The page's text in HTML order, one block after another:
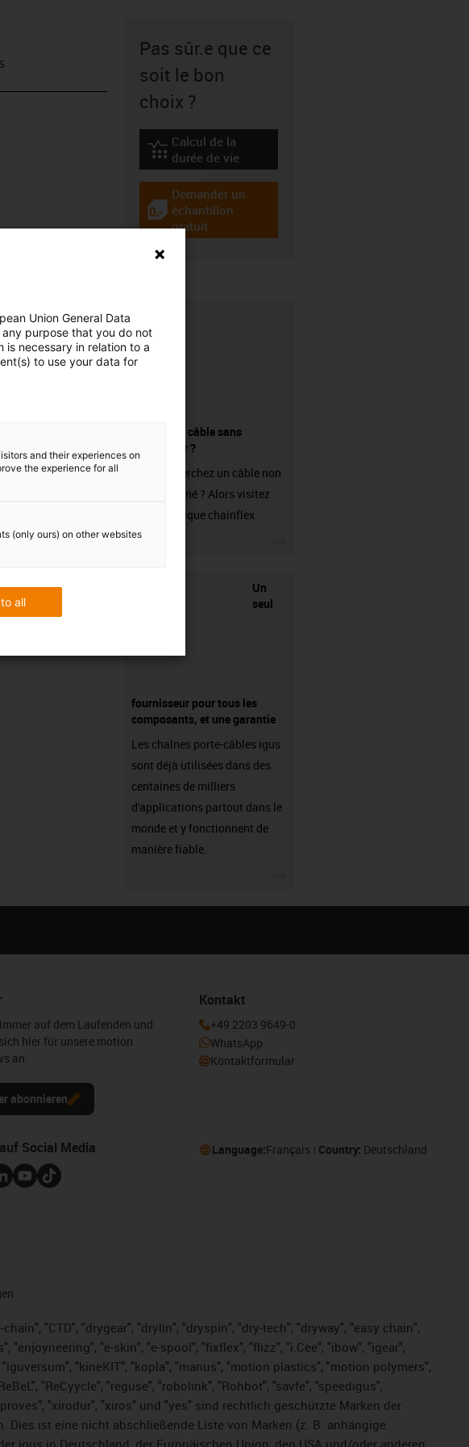
Pas sûr.e que ce
soit le bon
choix ?
igus-icon-lebensdauerrechner
Calcul de la
durée de vie
igus-icon-gratismuster
Demander un
échantillon
gratuit
Acheter un câble sans
connecteur ?
Vous recherchez un câble non
confectionné ? Alors visitez
notre boutique chainflex.
Un
seul
fournisseur pour tous les
composants, et une garantie
Les chaînes porte-câbles igus
sont déjà utilisées dans des
centaines de milliers
d'applications partout dans le
monde et y fonctionnent de
manière fiable.
auf dem Laufenden und
hier für unsere motion
an.
abonnieren
Kontakt
+49 2203 9649-0
WhatsApp
Kontaktformular
Social Media Language:Français Country: Deutschland
"CTD", "drygear", "drylin", "dryspin", "dry-tech", "dryway", "easy chain",
"e-skin", "e-spool", "fixflex", "flizz", "i.Cee", "ibow", "igear",
"kineKIT", "kopla", "manus", "motion plastics", "motion polymers",
"ReCyycle", "reguse", "robolink", "Rohbot", "savfe", "speedigus",
"xirodur", "xiros" und "yes" sind rechtlich geschützte Marken der
Dies ist eine nicht abschließende Liste von Marken (z. B. anhängige
igus in Deutschland, der Europäischen Union, den USA und/oder anderen
Union General Data
any purpose that you do not
necessary in relation to a
to use your data for
and their experiences on
the experience for all
(only ours) on other websites
all